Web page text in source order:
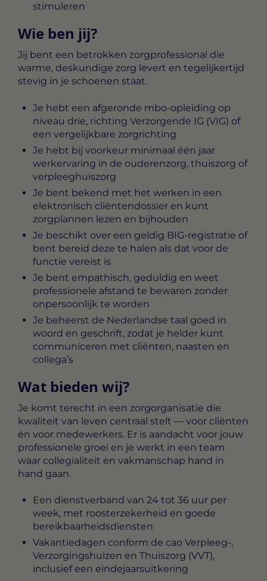
stimuleren
Wie ben jij?
Jij bent een betrokken zorgprofessional die
warme, deskundige zorg levert en tegelijkertijd
stevig in je schoenen staat.
Je hebt een afgeronde mbo-opleiding op
niveau drie, richting Verzorgende IG (VIG) of
een vergelijkbare zorgrichting
Je hebt bij voorkeur minimaal één jaar
werkervaring in de ouderenzorg, thuiszorg of
verpleeghuiszorg
Je bent bekend met het werken in een
elektronisch cliëntendossier en kunt
zorgplannen lezen en bijhouden
Je beschikt over een geldig BIG-registratie of
bent bereid deze te halen als dat voor de
functie vereist is
Je bent empathisch, geduldig en weet
professionele afstand te bewaren zonder
onpersoonlijk te worden
Je beheerst de Nederlandse taal goed in
woord en geschrift, zodat je helder kunt
communiceren met cliënten, naasten en
collega’s
Wat bieden wij?
Je komt terecht in een zorgorganisatie die
kwaliteit van leven centraal stelt — voor cliënten
én voor medewerkers. Er is aandacht voor jouw
professionele groei en je werkt in een team
waar collegialiteit en vakmanschap hand in
hand gaan.
Een dienstverband van 24 tot 36 uur per
week, met roosterzekerheid en goede
bereikbaarheidsdiensten
Vakantiedagen conform de cao Verpleeg-,
Verzorgingshuizen en Thuiszorg (VVT),
inclusief een eindejaarsuitkering